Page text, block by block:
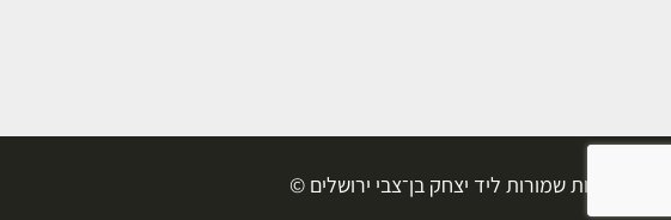
כל הזכויות שמורות ליד יצחק בן־צבי ירושלים ©